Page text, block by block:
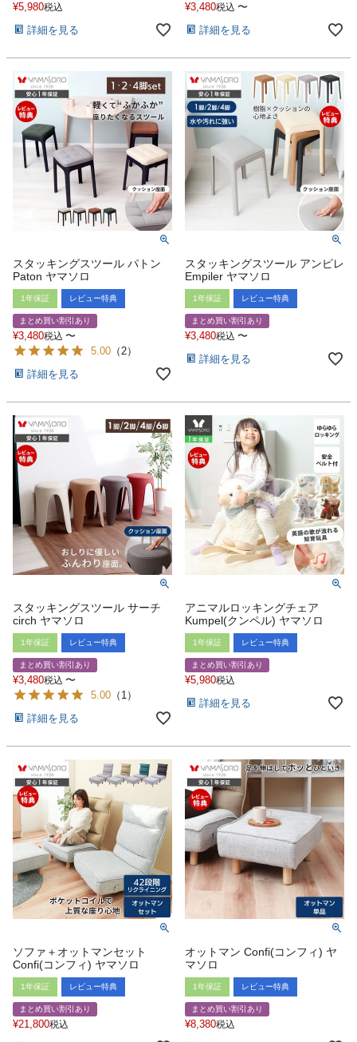
¥5,980税込
詳細を見る
¥3,480税込 〜
詳細を見る
スタッキングスツール パトン
Paton ヤマソロ
1年保証 レビュー特典
まとめ買い割引あり
¥3,480税込 〜
5.00 （2）
詳細を見る
スタッキングスツール アンピレ
Empiler ヤマソロ
1年保証 レビュー特典
まとめ買い割引あり
¥3,480税込 〜
詳細を見る
スタッキングスツール サーチ
circh ヤマソロ
1年保証 レビュー特典
まとめ買い割引あり
¥3,480税込 〜
5.00 （ 1）
詳細を見る
アニマルロッキングチェア
Kumpel(クンペル) ヤマソロ
1年保証 レビュー特典
まとめ買い割引あり
¥5,980税込
詳細を見る
ソファ＋オットマンセット
Confi(コンフィ) ヤマソロ
1年保証 レビュー特典
まとめ買い割引あり
¥21,800税込
オットマン Confi(コンフィ) ヤ
マソロ
1年保証 レビュー特典
まとめ買い割引あり
¥8,380税込